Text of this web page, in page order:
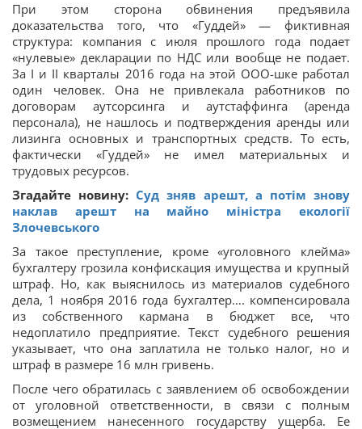
При этом сторона обвинения предъявила
доказательства того, что «Гуддей» — фиктивная
структура: компания с июля прошлого года подает
«нулевые» декларации по НДС или вообще не подает.
За I и II кварталы 2016 года на этой ООО-шке работал
один человек. Она не привлекала работников по
договорам аутсорсинга и аутстаффинга (аренда
персонала), не нашлось и подтверждения аренды или
лизинга основных и транспортных средств. То есть,
фактически «Гуддей» не имел материальных и
трудовых ресурсов.
Згадайте новину: Суд зняв арешт, а потім знову
наклав арешт на майно міністра екології
Злочевського
За такое преступление, кроме «уголовного клейма»
бухгалтеру грозила конфискация имущества и крупный
штраф. Но, как выяснилось из материалов судебного
дела, 1 ноября 2016 года бухгалтер…. компенсировала
из собственного кармана в бюджет все, что
недоплатило предприятие. Текст судебного решения
указывает, что она заплатила не только налог, но и
штраф в размере 16 млн гривень.
После чего обратилась с заявлением об освобождении
от уголовной ответственности, в связи с полным
возмещением нанесенного государству ущерба. Ее